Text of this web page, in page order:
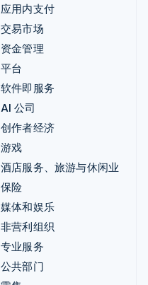
应用内支付
交易市场
资金管理
平台
软件即服务
AI 公司
创作者经济
游戏
酒店服务、旅游与休闲业
保险
媒体和娱乐
非营利组织
专业服务
公共部门